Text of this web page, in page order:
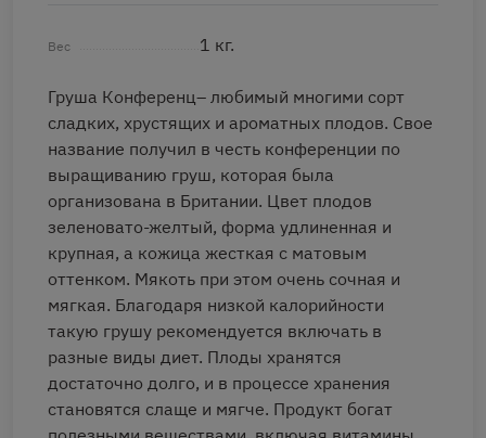
Вес 1 кг.
Груша Конференц– любимый многими сорт
сладких, хрустящих и ароматных плодов. Свое
название получил в честь конференции по
выращиванию груш, которая была
организована в Британии. Цвет плодов
зеленовато-желтый, форма удлиненная и
крупная, а кожица жесткая с матовым
оттенком. Мякоть при этом очень сочная и
мягкая. Благодаря низкой калорийности
такую грушу рекомендуется включать в
разные виды диет. Плоды хранятся
достаточно долго, и в процессе хранения
становятся слаще и мягче. Продукт богат